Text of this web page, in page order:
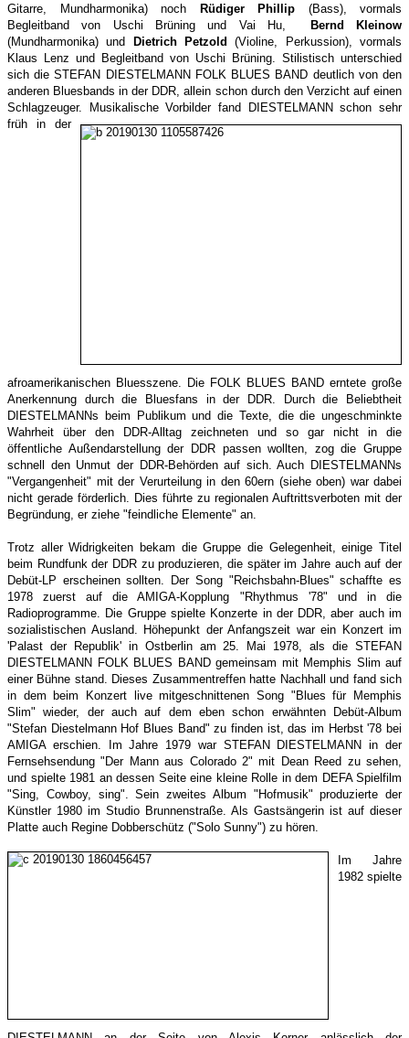
Gitarre, Mundharmonika) noch
Rüdiger Phillip (Bass), vormals
Begleitband von Uschi Brüning und Vai Hu
Bernd Kleinow
(Mundharmonika) und
Dietrich Petzold (Violine, Perkussion),vormals
Klaus Lenz und Begleitband von Uschi Brüning
Stilistisch unterschied
sich die STEFAN DIESTELMANN FOLK BLUES BAND deutlich von den
anderen Bluesbands in der DDR, allein schon durch den Verzicht auf einen
Schlagzeuger.
Musikalische Vorbilder fand DIESTELMANN schon sehr
früh in der
afroamerikanischen Bluesszene. Die FOLK BLUES BAND erntete große
Anerkennung durch die Bluesfans in der DDR. Durch die Beliebtheit
DIESTELMANNs beim Publikum und die Texte, die die ungeschminkte
Wahrheit über den DDR-Alltag zeichneten und so gar nicht in die
öffentliche Außendarstellung der DDR passen wollten, zog die Gruppe
schnell den Unmut der DDR-Behörden auf sich. Auch DIESTELMANNs
"Vergangenheit" mit der Verurteilung in den 60ern (siehe oben) war dabei
nicht gerade förderlich. Dies führte zu regionalen Auftrittsverboten mit der
Begründung, er ziehe "feindliche Elemente" an.
Trotz aller Widrigkeiten bekam die Gruppe die Gelegenheit, einige Titel
beim Rundfunk der DDR zu produzieren, die später im Jahre auch auf der
Debüt-LP erscheinen sollten. Der Song "Reichsbahn-Blues" schaffte es
1978 zuerst auf die AMIGA-Kopplung "Rhythmus '78" und in die
Radioprogramme. Die Gruppe spielte Konzerte in der DDR, aber auch im
sozialistischen Ausland. Höhepunkt der Anfangszeit war ein Konzert im
'Palast der Republik' in Ostberlin am 25. Mai 1978, als die STEFAN
DIESTELMANN FOLK BLUES BAND gemeinsam mit Memphis Slim auf
einer Bühne stand. Dieses Zusammentreffen hatte Nachhall und fand sich
in dem beim Konzert live mitgeschnittenen Song "Blues für Memphis
Slim" wieder, der auch auf dem eben schon erwähnten Debüt-Album
"Stefan Diestelmann Hof Blues Band" zu finden ist, das im Herbst '78 bei
AMIGA erschien. Im Jahre 1979 war STEFAN DIESTELMANN in der
Fernsehsendung "Der Mann aus Colorado 2" mit Dean Reed zu sehen,
und spielte 1981 an dessen Seite eine kleine Rolle in dem DEFA Spielfilm
"Sing, Cowboy, sing". Sein zweites Album "Hofmusik" produzierte der
Künstler 1980 im Studio Brunnenstraße. Als Gastsängerin ist auf dieser
Platte auch Regine Dobberschütz ("Solo Sunny") zu hören.
Im Jahre
1982 spielte